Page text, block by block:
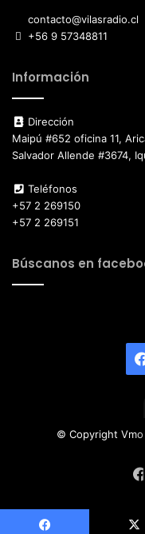
contacto@vilasradio.cl
+56 9 57348811
Información
Dirección
Maipú #652 oficina 11,
Salvador Allende #3674,
Teléfonos
+57 2 269150
+57 2 269151
Búscanos en
© Copyright